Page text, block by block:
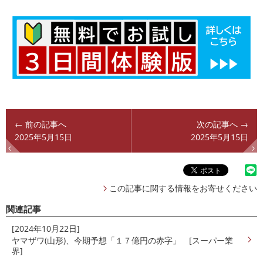
← 前の記事へ
2025年5月15日
次の記事へ →
2025年5月15日
この記事に関する情報をお寄せください
関連記事
[2024年10月22日]
ヤマザワ(山形)、今期予想「１７億円の赤字」 [スーパー業
界]